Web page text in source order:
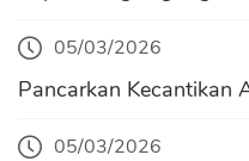
05/03/2026
Pancarkan Kecantikan
05/03/2026